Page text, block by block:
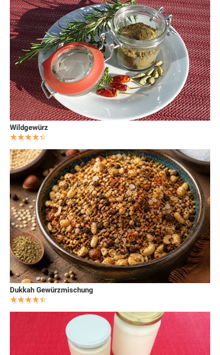
Wildgewürz
Dukkah Gewürzmischung